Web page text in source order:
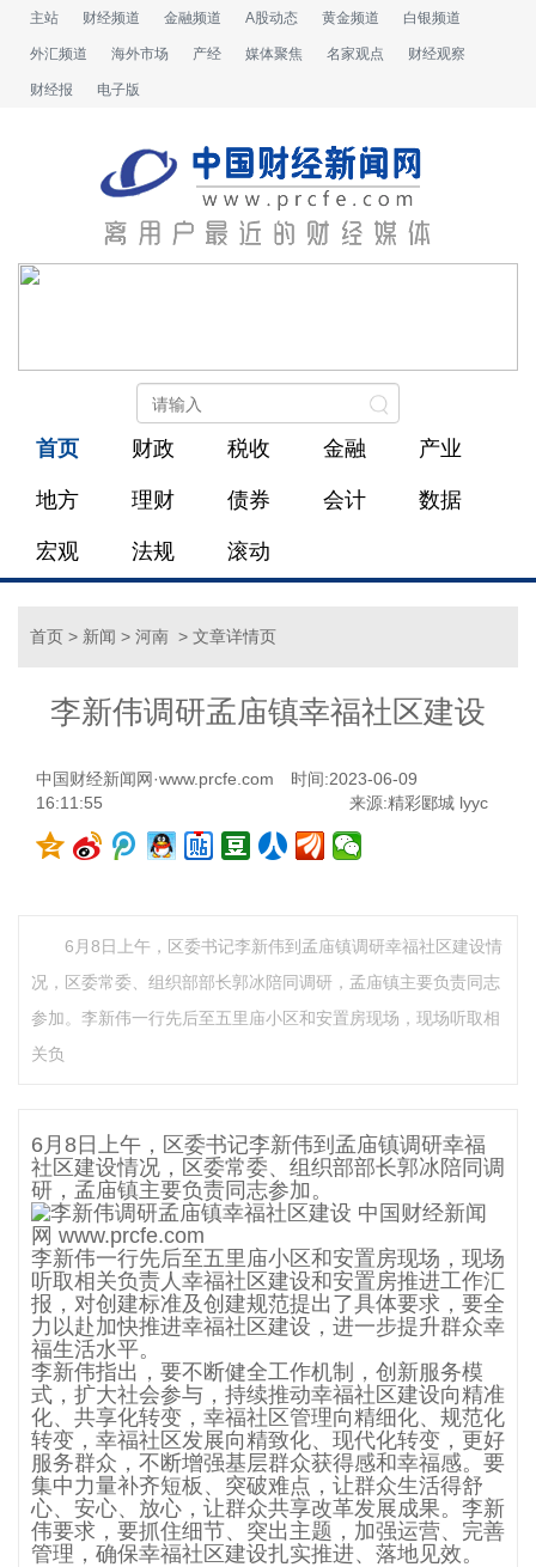
主站 财经频道 金融频道 A股动态 黄金频道 白银频道
外汇频道 海外市场 产经 媒体聚焦 名家观点 财经观察
财经报 电子版
首页 财政 税收 金融 产业
地方 理财 债券 会计 数据
宏观 法规 滚动
首页 > 新闻 > 河南 > 文章详情页
李新伟调研孟庙镇幸福社区建设
中国财经新闻网·www.prcfe.com
时间:2023-06-09
16:11:55
来源:精彩郾城 lyyc
6月8日上午，区委书记李新伟到孟庙镇调研幸福社区建设情
况，区委常委、组织部部长郭冰陪同调研，孟庙镇主要负责同志
参加。李新伟一行先后至五里庙小区和安置房现场，现场听取相
关负
6月8日上午，区委书记李新伟到孟庙镇调研幸福
社区建设情况，区委常委、组织部部长郭冰陪同调
研，孟庙镇主要负责同志参加。
李新伟一行先后至五里庙小区和安置房现场，现场
听取相关负责人幸福社区建设和安置房推进工作汇
报，对创建标准及创建规范提出了具体要求，要全
力以赴加快推进幸福社区建设，进一步提升群众幸
福生活水平。
李新伟指出，要不断健全工作机制，创新服务模
式，扩大社会参与，持续推动幸福社区建设向精准
化、共享化转变，幸福社区管理向精细化、规范化
转变，幸福社区发展向精致化、现代化转变，更好
服务群众，不断增强基层群众获得感和幸福感。要
集中力量补齐短板、突破难点，让群众生活得舒
心、安心、放心，让群众共享改革发展成果。李新
伟要求，要抓住细节、突出主题，加强运营、完善
管理，确保幸福社区建设扎实推进、落地见效。